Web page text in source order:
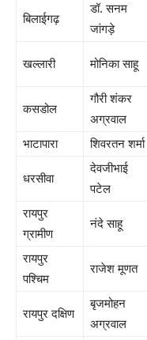
बिलाईगढ़
डॉ. सनम
जांगड़े
खल्लारी मोनिका साहू
कसडोल
गौरी शंकर
अग्रवाल
भाटापारा
शिवरतन शर्मा
धरसीवा
देवजीभाई
पटेल
रायपुर
ग्रामीण
नंदे साहू
रायपुर
पश्चिम
राजेश मूणत
रायपुर दक्षिण
बृजमोहन
अग्रवाल